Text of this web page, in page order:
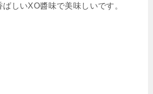
しいXO醬味で美味しいです。